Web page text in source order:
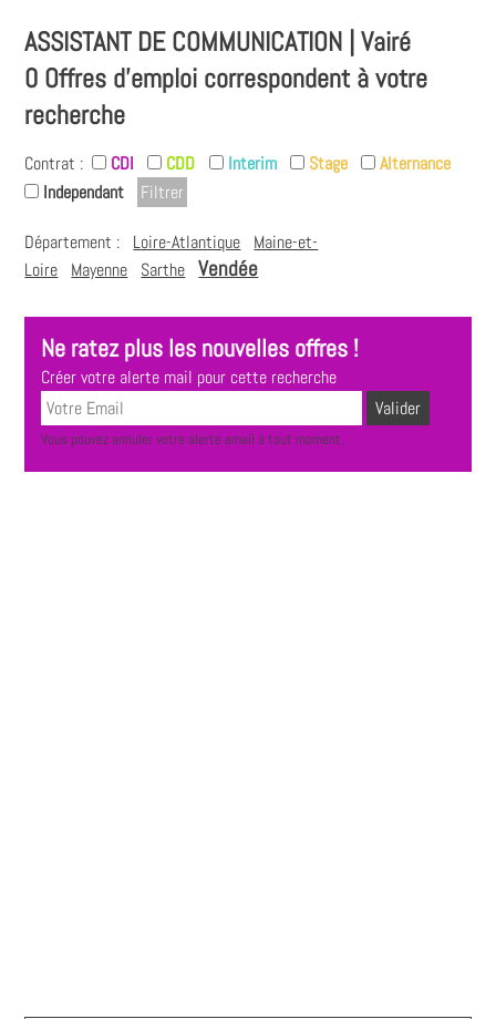
ASSISTANT DE COMMUNICATION | Vairé
0 Offres d'emploi correspondent à votre
recherche
Contrat : CDI CDD Interim Stage
Alternance
Independant
Département : Loire-Atlantique
Maine-et-
Loire
Mayenne Sarthe Vendée
Ne ratez plus les nouvelles offres !
Créer votre alerte mail pour cette recherche
Vous pouvez annuler votre alerte email à tout moment.